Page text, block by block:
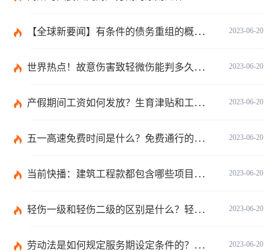
2023-06-20
【全球新要闻】有条件的债务重组的概念是什么？债务重新安排如何进行？
2023-06-20
世界热点！故意伤害致轻微伤能判多久时间？轻微伤鉴定标准是什么？
2023-06-20
产假期间工资如何发放？生育津贴和工资冲突吗？
2023-06-20
五一高速免费时间是什么？免费通行的时间范围是什么？|当前速递
2023-06-20
当前快播：建筑工程款都包含哪些项目？建筑施工纠纷管辖法院如何确定？
2023-06-20
轻伤一级和轻伤二级的区别是什么？轻伤一级的内容都包括哪些？
2023-06-20
劳动法是如何规定服务期设定条件的？劳动法调整的劳动关系包含哪些呢？